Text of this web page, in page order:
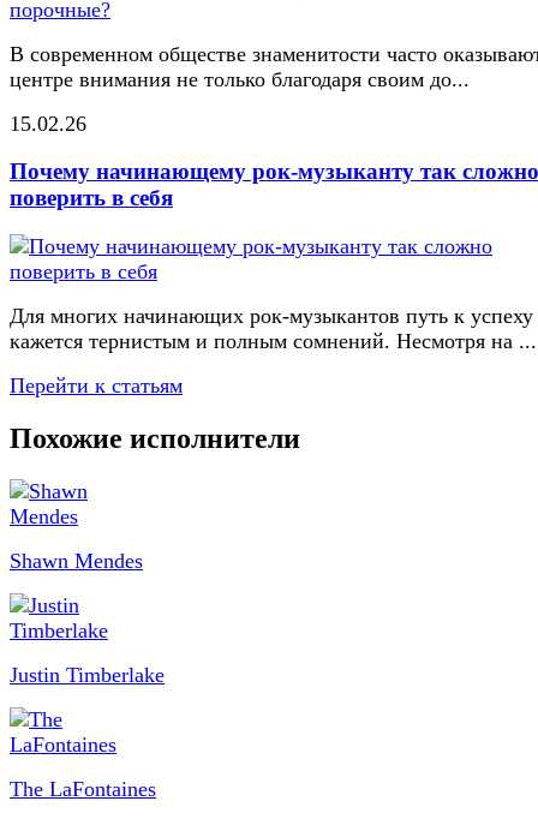
В современном обществе знаменитости часто
центре внимания не только благодаря своим до...
15.02.26
Почему начинающему рок-музыканту так сложно
поверить в себя
Для многих начинающих рок-музыкантов путь к успеху
кажется тернистым и полным сомнений. Несмотря на ...
Перейти к статьям
Похожие исполнители
Shawn Mendes
Justin Timberlake
The LaFontaines